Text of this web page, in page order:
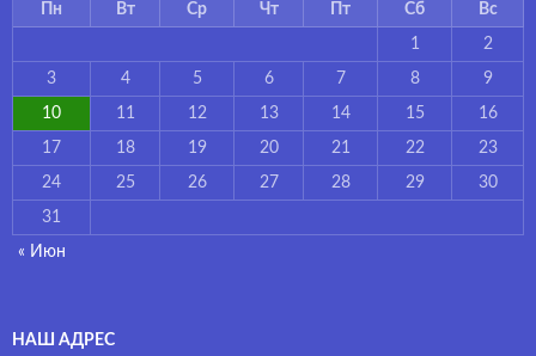
Пн Вт Ср Чт Пт Сб Вс
1 2
3 4 5 6 7 8 9
10 11 12 13 14 15 16
17 18 19 20 21 22 23
24 25 26 27 28 29 30
31
« Июн
НАШ АДРЕС